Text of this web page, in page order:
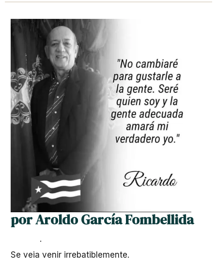
por Aroldo García Fombellida
·
Se veia venir irrebatiblemente.